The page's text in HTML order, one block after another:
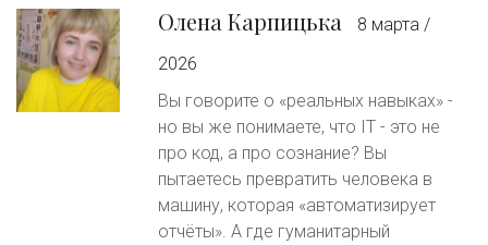
Олена Карпицька
8 марта /
2026
Вы говорите о «реальных навыках» -
но вы же понимаете, что IT - это не
про код, а про сознание? Вы
пытаетесь превратить человека в
машину, которая «автоматизирует
отчёты». А где гуманитарный